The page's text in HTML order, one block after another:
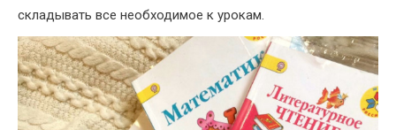
складывать все необходимое к урокам.